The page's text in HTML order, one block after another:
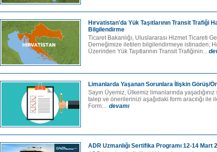
Hırvatistan'da Yük Taşıtlarının Transit Trafiği
Bilgilendirme
Ticaret Bakanlığı, Uluslararası Hizmet Ticareti
Derneğimize iletilen bilgilendirmeye istinaden;
Üzerinden Yük Taşıtlarının Transit Trafiğinin...
Limanlarda Yaşanan Sorunlara İlişkin Görüş/
Sayın Üyemiz, Ülkemiz limanlarında
talep ve önerilerinizi aşağıdaki form aracılığı ile
Form:... devamı
ADR Uzmanlığı Sertifika Programı 12-14 Mart